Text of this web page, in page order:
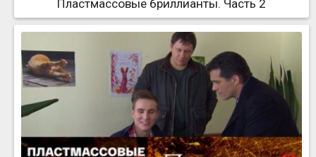
Пластмассовые бриллианты. Часть 2